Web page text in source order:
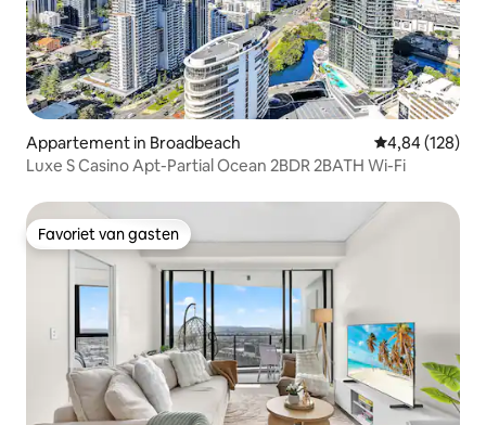
Appartement in Broadbeach Gemiddelde
4,84 (128)
Luxe S Casino Apt-Partial Ocean 2BDR 2BATH Wi-Fi
Favoriet van gasten
Favoriet van gasten